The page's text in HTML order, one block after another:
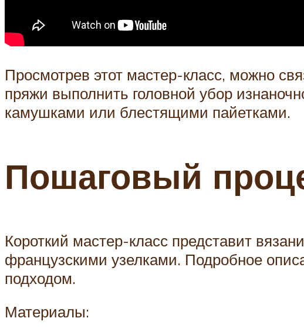
Просмотрев этот мастер-класс, можно
пряжи выполнить головной убор
камушками или блестящими пайетками.
Пошаговый
Короткий мастер-класс представит
французскими узелками. Подробное
подходом.
Материалы: